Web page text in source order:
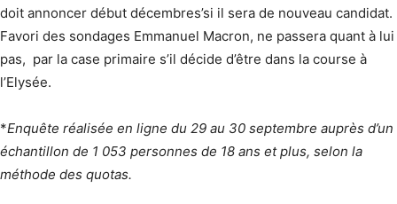
doit annoncer début décembres’si il sera de nouveau candidat.
Favori des sondages Emmanuel Macron, ne passera quant à lui
pas, par la case primaire s’il décide d’être dans la course à
l’Elysée.
*Enquête réalisée en ligne du 29 au 30 septembre auprès d’un
échantillon de 1 053 personnes de 18 ans et plus, selon la
méthode des quotas.